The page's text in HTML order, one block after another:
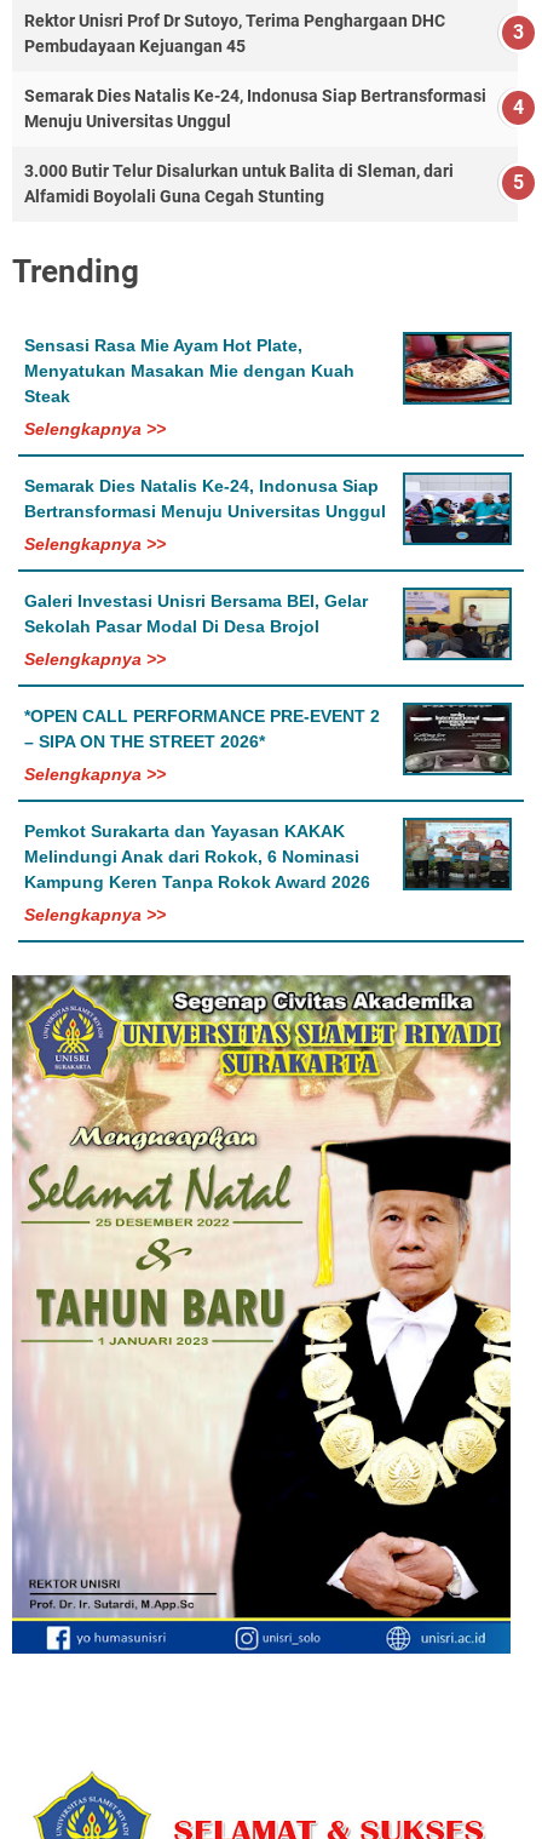
Rektor Unisri Prof Dr Sutoyo, Terima Penghargaan DHC
Pembudayaan Kejuangan 45
Semarak Dies Natalis Ke-24, Indonusa Siap Bertransformasi
Menuju Universitas Unggul
3.000 Butir Telur Disalurkan untuk Balita di Sleman, dari
Alfamidi Boyolali Guna Cegah Stunting
Trending
Sensasi Rasa Mie Ayam Hot Plate,
Menyatukan Masakan Mie dengan Kuah
Steak
Selengkapnya >>
Semarak Dies Natalis Ke-24, Indonusa Siap
Bertransformasi Menuju Universitas Unggul
Selengkapnya >>
Galeri Investasi Unisri Bersama BEI, Gelar
Sekolah Pasar Modal Di Desa Brojol
Selengkapnya >>
*OPEN CALL PERFORMANCE PRE-EVENT 2
– SIPA ON THE STREET 2026*
Selengkapnya >>
Pemkot Surakarta dan Yayasan KAKAK
Melindungi Anak dari Rokok, 6 Nominasi
Kampung Keren Tanpa Rokok Award 2026
Selengkapnya >>